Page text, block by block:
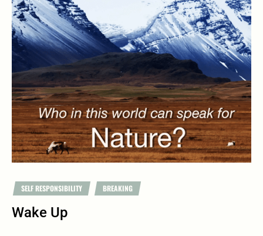
SELF RESPONSIBILITY BREAKING
Wake Up